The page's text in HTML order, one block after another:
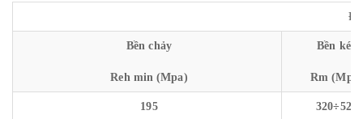
Bền chảy
Reh min (Mpa)
Bền kéo
Rm (Mpa)
195 320÷520